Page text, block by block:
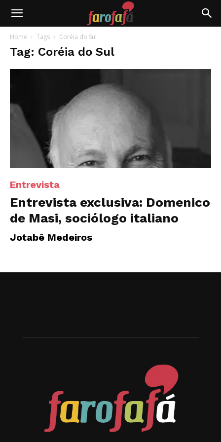
Farofafá
Home Tags Coréia do Sul
Tag: Coréia do Sul
Entrevista
Entrevista exclusiva: Domenico
de Masi, sociólogo italiano
Jotabê Medeiros